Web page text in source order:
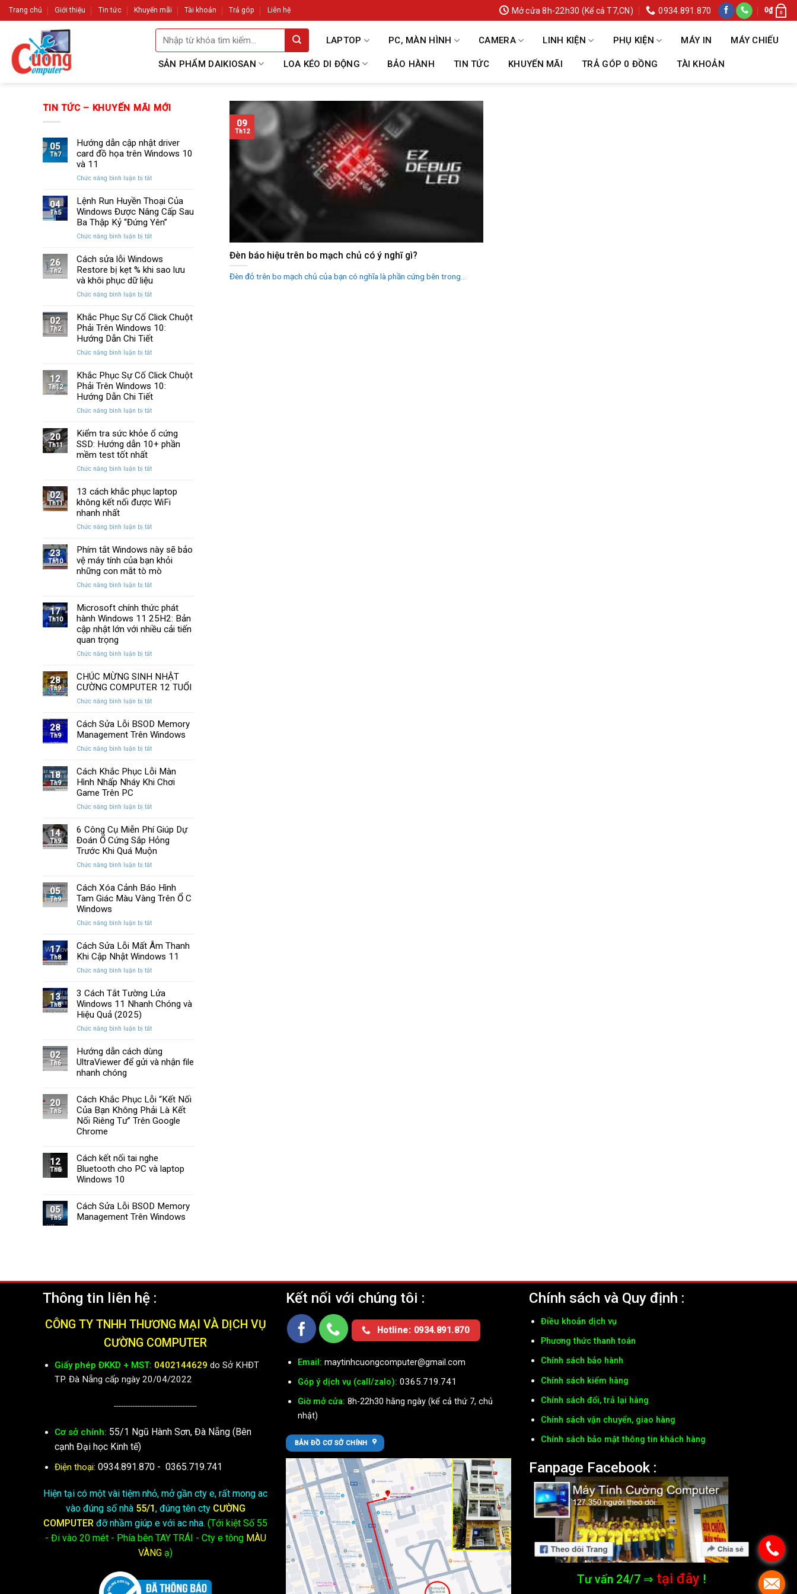
Skip
to
Trang chủ Giới thiệu Tin tức Khuyến mãi Tài khoản Trả góp Liên hệ Mở cửa 8h-22h30 (Kể cả T7,CN) 0934.891.870 0₫ 0
Tìm
kiếm:
LAPTOP PC, MÀN HÌNH CAMERA LINH KIỆN PHỤ KIỆN MÁY IN MÁY CHIẾU
SẢN PHẨM DAIKIOSAN LOA KÉO DI ĐỘNG BẢO HÀNH TIN TỨC KHUYẾN MÃI TRẢ GÓP 0 ĐỒNG TÀI KHOẢN
TIN TỨC – KHUYẾN MÃI MỚI
05
Th7
Hướng dẫn cập nhật driver
card đồ họa trên Windows 10
và 11
Chức năng bình luận bị tắtở
dẫn
cập
nhật
card
họa
trên
Windows
và
04
Th5
Lệnh Run Huyền Thoại Của
Windows Được Nâng Cấp Sau
Ba Thập Kỷ “Đứng Yên”
Chức năng bình luận bị tắtở
Run
Huyền
Windows
Nâng
Cấp
Sau
Thập
“Đứng
Yên”
26
Th2
Cách sửa lỗi Windows
Restore bị kẹt % khi sao lưu
và khôi phục dữ liệu
Chức năng bình luận bị tắtở
sửa
lỗi
Windows
bị
%
khi
sao
và
phục
dữ
02
Th2
Khắc Phục Sự Cố Click Chuột
Phải Trên Windows 10:
Hướng Dẫn Chi Tiết
Chức năng bình luận bị tắtở
Phục
Sự
Cố
Chuột
Trên
Windows
Dẫn
Tiết
12
Th12
Khắc Phục Sự Cố Click Chuột
Phải Trên Windows 10:
Hướng Dẫn Chi Tiết
Chức năng bình luận bị tắtở
Phục
Sự
Chuột
Trên
Windows
Dẫn
Tiết
20
Th11
Kiểm tra sức khỏe ổ cứng
SSD: Hướng dẫn 10+ phần
mềm test tốt nhất
Chức năng bình luận bị tắtở
tra
sức
cứng
Hướng
dẫn
10+
mềm
tốt
nhất
02
Th11
13 cách khắc phục laptop
không kết nối được WiFi
nhanh nhất
Chức năng bình luận bị tắtở
cách
khắc
phục
không
nối
được
WiFi
23
Th10
Phím tắt Windows này sẽ bảo
vệ máy tính của bạn khỏi
những con mắt tò mò
Chức năng bình luận bị tắtở
tắt
Windows
này
sẽ
vệ
tính
của
khỏi
con
mắt
tò
17
Th10
Microsoft chính thức phát
hành Windows 11 25H2: Bản
cập nhật lớn với nhiều cải tiến
quan trọng
Chức năng bình luận bị tắtở
chính
thức
hành
11
25H2:
lớn
với
cải
quan
trọng
28
Th9
CHÚC MỪNG SINH NHẬT
CƯỜNG COMPUTER 12 TUỔI
Chức năng bình luận bị tắtở
MỪNG
SINH
CƯỜNG
12
TUỔI
28
Th9
Cách Sửa Lỗi BSOD Memory
Management Trên Windows
Chức năng bình luận bị tắtở
Sửa
Lỗi
Management
Windows
18
Th9
Cách Khắc Phục Lỗi Màn
Hình Nhấp Nháy Khi Chơi
Game Trên PC
Chức năng bình luận bị tắtở
Khắc
Phục
Hình
Nháy
Khi
Trên
14
Th9
6 Công Cụ Miễn Phí Giúp Dự
Đoán Ổ Cứng Sắp Hỏng
Trước Khi Quá Muộn
Chức năng bình luận bị tắtở
Công
Cụ
Miễn
Giúp
Đoán
Ổ
Trước
Khi
Muộn
05
Th9
Cách Xóa Cảnh Báo Hình
Tam Giác Màu Vàng Trên Ổ C
Windows
Chức năng bình luận bị tắtở
Xóa
Hình
Giác
Màu
Windows
17
Th8
Cách Sửa Lỗi Mất Âm Thanh
Khi Cập Nhật Windows 11
Chức năng bình luận bị tắtở
Sửa
Lỗi
Thanh
Cập
Nhật
13
Th8
3 Cách Tắt Tường Lửa
Windows 11 Nhanh Chóng và
Hiệu Quả (2025)
Chức năng bình luận bị tắtở
Cách
Tắt
11
Nhanh
Chóng
(2025)
02
Th6
Hướng dẫn cách dùng
UltraViewer để gửi và nhận file
nhanh chóng
20
Th5
Cách Khắc Phục Lỗi “Kết Nối
Của Bạn Không Phải Là Kết
Nối Riêng Tư” Trên Google
Chrome
12
Th5
Cách kết nối tai nghe
Bluetooth cho PC và laptop
Windows 10
05
Th5
Cách Sửa Lỗi BSOD Memory
Management Trên Windows
Đèn báo hiệu trên bo mạch chủ có ý nghĩ gì?
Đèn đỏ trên bo mạch chủ của bạn có nghĩa là phần cứng bên trong...
09
Th12
Thông tin liên hệ :
CÔNG TY TNHH THƯƠNG MẠI VÀ DỊCH VỤ
CƯỜNG COMPUTER
Giấy phép ĐKKD + MST: 0402144629 do Sở KHĐT
TP. Đà Nẵng cấp ngày 20/04/2022
-----------------------------------
Cơ sở chính: 55/1 Ngũ Hành Sơn, Đà Nẵng (Bên
cạnh Đại học Kinh tế)
Điện thoại: 0934.891.870 - 0365.719.741
Hiện tại có một vài tiệm nhỏ, mở gần cty e, rất mong ac
vào đúng số nhà 55/1, đúng tên cty CƯỜNG
COMPUTER đỡ nhầm giúp e với ac nha. (Tới kiệt Số 55
- Đi vào 20 mét - Phía bên TAY TRÁI - Cty e tôngMÀU
VÀNG ạ)
Kết nối với chúng tôi :
Hotline: 0934.891.870
Email: maytinhcuongcomputer@gmail.com
Góp ý dịch vụ (call/zalo): 0365.719.741
Giờ mở cửa: 8h-22h30 hằng ngày (kể cả thứ 7, chủ
nhật)
BẢN ĐỒ CƠ SỞ CHÍNH
Chính sách và Quy định :
Điều khoản dịch vụ
Phương thức thanh toán
Chính sách bảo hành
Chính sách kiểm hàng
Chính sách đổi, trả lại hàng
Chính sách vận chuyển, giao hàng
Chính sách bảo mật thông tin khách hàng
Fanpage Facebook :
Tư vấn 24/7 ⇒ tại đây !